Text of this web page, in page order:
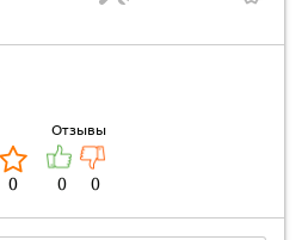
0
Отзывы
0 0